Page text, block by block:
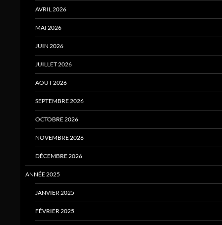
AVRIL 2026
MAI 2026
JUIN 2026
JUILLET 2026
AOÛT 2026
SEPTEMBRE 2026
OCTOBRE 2026
NOVEMBRE 2026
DÉCEMBRE 2026
ANNÉE 2025
JANVIER 2025
FÉVRIER 2025